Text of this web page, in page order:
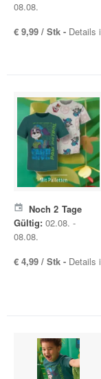
08.08.
€ 9,99 / Stk - Details
Noch 2 Tage
Gültig: 02.08. -
08.08.
€ 4,99 / Stk - Details